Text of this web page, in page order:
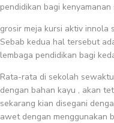
pendidikan bagi kenyamanan
grosir meja kursi aktiv innola
Sebab kedua hal tersebut
lembaga pendidikan bagi
Rata-rata di sekolah
dengan bahan kayu , akan
sekarang kian disegani
awet dengan menggunakan